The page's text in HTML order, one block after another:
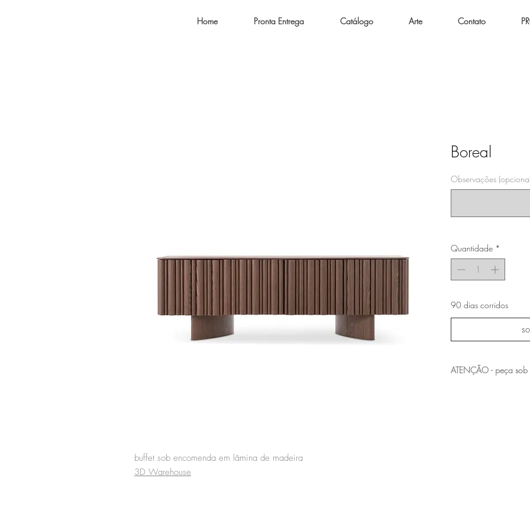
Home Pronta Entrega Catálogo Arte Contato
buffet sob encomenda em lâmina de madeira
3D Warehouse
Boreal
Observações
Quantidade *
90 dias corridos
ATENÇÃO - peça